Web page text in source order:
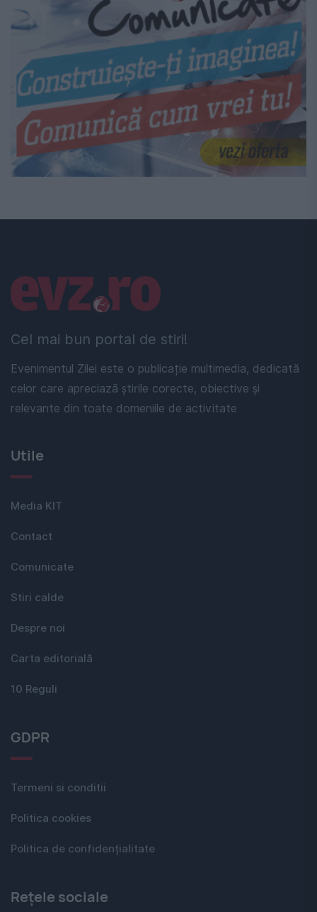
Cel mai bun portal de stiri!
Evenimentul Zilei este o publicație multimedia, dedicată
celor care apreciază știrile corecte, obiective și
relevante din toate domeniile de activitate
Linkuri utile
Utile
Media KIT
Contact
Comunicate
Stiri calde
Despre noi
Carta editorială
10 Reguli
GDPR
Termeni si conditii
Politica cookies
Politica de confidențialitate
Rețele sociale